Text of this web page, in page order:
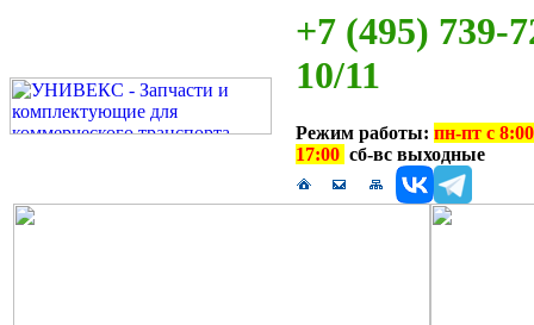
+7 (495) 739-
10/11
Режим работы: пн-пт с
17:00 сб-вс выходные